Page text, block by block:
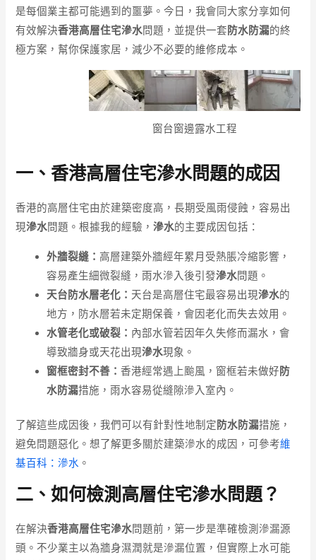
是每個業主都可能遇到的噩夢。今日，我會同大家分享如何
有效解決香港高層住宅滲水問題，並提供一套防水防漏的終
極方案，幫你保護家居，減少不必要的維修成本。
窗台窗邊露水工程
一、香港高層住宅滲水問題的成因
香港的高層住宅由於建築密度高，長期受風雨侵蝕，容易出
現滲水問題。根據我的經驗，滲水的主要成因包括：
外牆裂縫： 高層建築外牆經年累月受熱脹冷縮影響，
容易產生細微裂縫，雨水滲入後引發滲水問題。
天台防水層老化： 天台是高層住宅最容易出現滲水的
地方，防水層若未定期保養，會因老化而失去效用。
水管老化或破裂： 內部水管若因年久失修而漏水，會
導致牆身或天花出現滲水現象。
窗框密封不善：香港經常遇上颱風，窗框若未做好防
水防漏措施，雨水容易從縫隙滲入室內。
了解這些成因後，我們可以有針對性地制定防水防漏措施，
避免問題惡化。想了解更多關於建築滲水的成因，可參考維
基百科：滲水 。
二、如何檢測高層住宅滲水問題？
在解決香港高層住宅滲水問題前，第一步是準確檢測滲漏源
頭。不少業主以為牆身濕潤就是滲漏位置，但實際上水可能